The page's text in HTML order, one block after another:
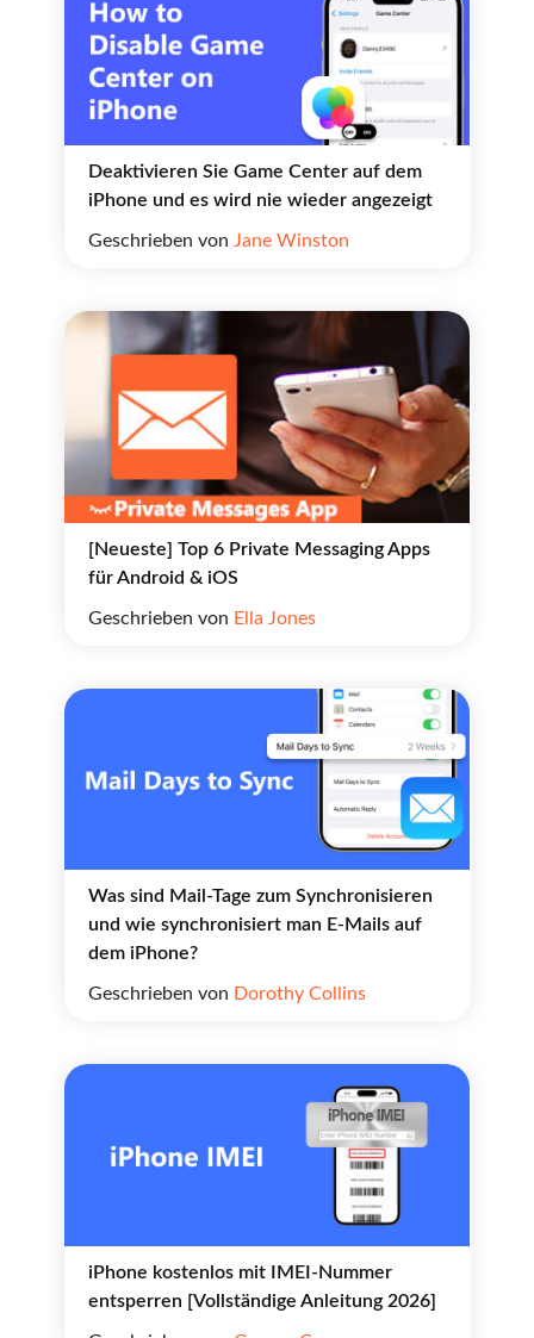
Deaktivieren Sie Game Center auf dem
iPhone und es wird nie wieder angezeigt
Geschrieben von Jane Winston
[Neueste] Top 6 Private Messaging Apps
für Android & iOS
Geschrieben von Ella Jones
Was sind Mail-Tage zum Synchronisieren
und wie synchronisiert man E-Mails auf
dem iPhone?
Geschrieben von Dorothy Collins
iPhone kostenlos mit IMEI-Nummer
entsperren [Vollständige Anleitung 2026]